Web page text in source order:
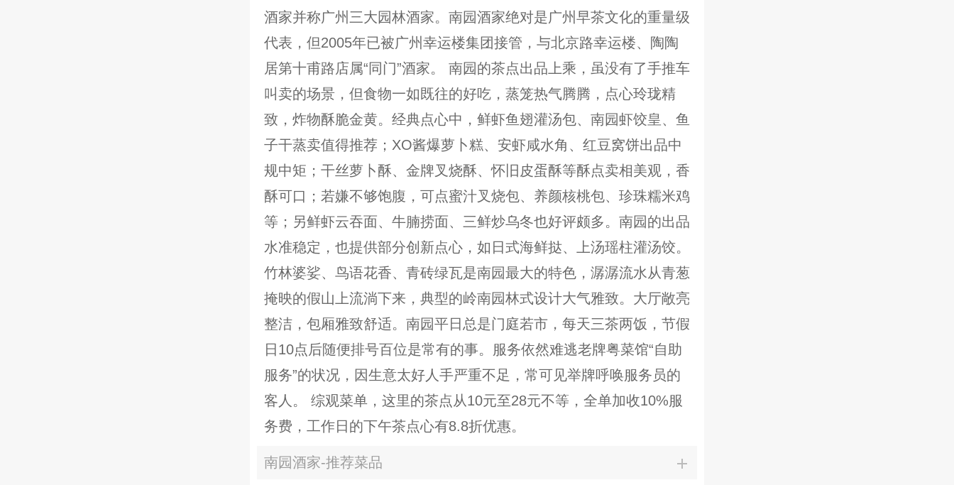
酒家并称广州三大园林酒家。南园酒家绝对是广州早茶文化的重量级
代表，但2005年已被广州幸运楼集团接管，与北京路幸运楼、陶陶
居第十甫路店属“同门”酒家。 南园的茶点出品上乘，虽没有了手推车
叫卖的场景，但食物一如既往的好吃，蒸笼热气腾腾，点心玲珑精
致，炸物酥脆金黄。经典点心中，鲜虾鱼翅灌汤包、南园虾饺皇、鱼
子干蒸卖值得推荐；XO酱爆萝卜糕、安虾咸水角、红豆窝饼出品中
规中矩；干丝萝卜酥、金牌叉烧酥、怀旧皮蛋酥等酥点卖相美观，香
酥可口；若嫌不够饱腹，可点蜜汁叉烧包、养颜核桃包、珍珠糯米鸡
等；另鲜虾云吞面、牛腩捞面、三鲜炒乌冬也好评颇多。南园的出品
水准稳定，也提供部分创新点心，如日式海鲜挞、上汤瑶柱灌汤饺。
竹林婆娑、鸟语花香、青砖绿瓦是南园最大的特色，潺潺流水从青葱
掩映的假山上流淌下来，典型的岭南园林式设计大气雅致。大厅敞亮
整洁，包厢雅致舒适。南园平日总是门庭若市，每天三茶两饭，节假
日10点后随便排号百位是常有的事。服务依然难逃老牌粤菜馆“自助
服务”的状况，因生意太好人手严重不足，常可见举牌呼唤服务员的
客人。 综观菜单，这里的茶点从10元至28元不等，全单加收10%服
务费，工作日的下午茶点心有8.8折优惠。
南园酒家-推荐菜品